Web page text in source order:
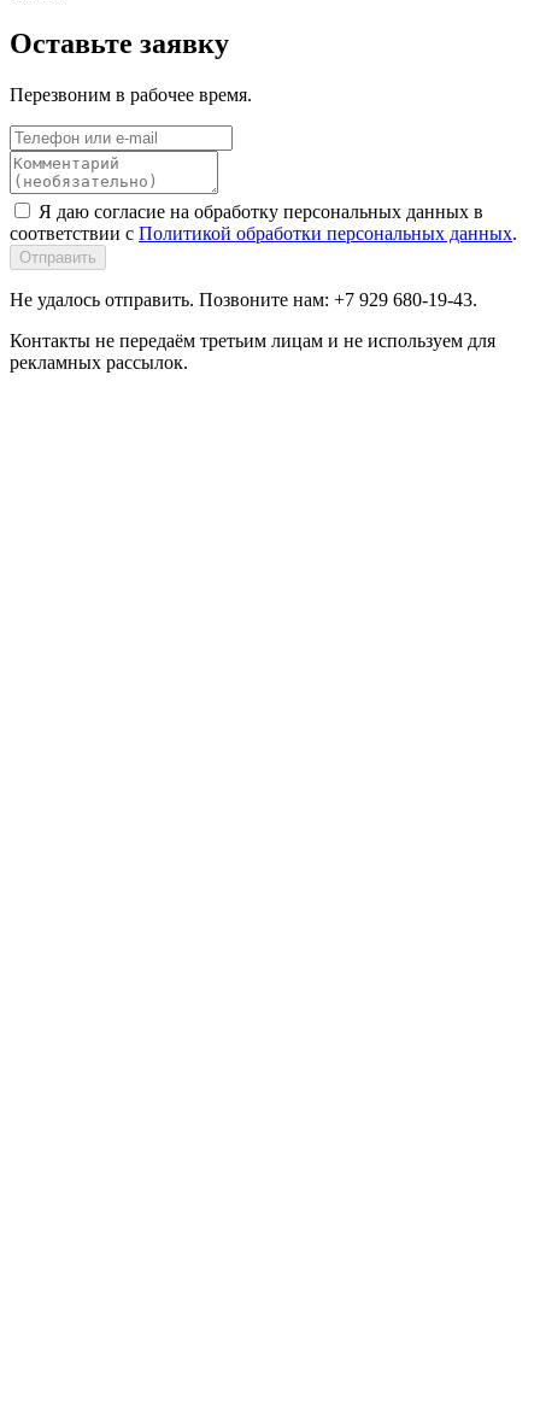
Оставьте заявку
Перезвоним в рабочее время.
Я даю согласие на обработку персональных данных в
соответствии с Политикой обработки персональных данных.
Отправить
Не удалось отправить. Позвоните нам: +7 929 680-19-43.
Контакты не передаём третьим лицам и не используем для
рекламных рассылок.